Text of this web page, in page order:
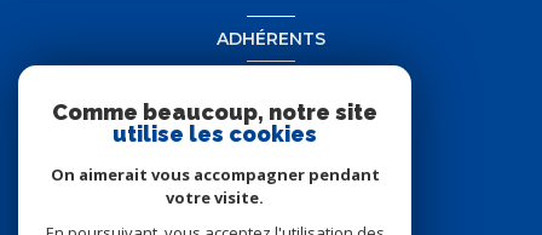
ADHÉRENTS
Comme beaucoup, notre site
utilise les cookies
On aimerait vous accompagner pendant
votre visite.